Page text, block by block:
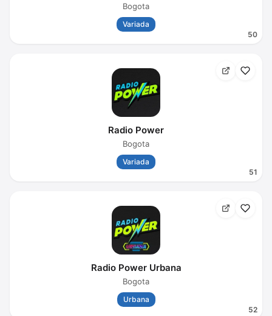
50
Bogota
Variada
51
Radio Power
Bogota
Variada
52
Radio Power Urbana
Bogota
Urbana